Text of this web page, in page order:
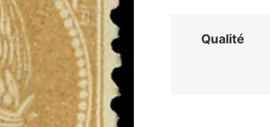
Qualité